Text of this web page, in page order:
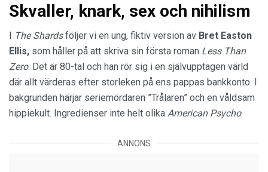
Skvaller, knark, sex och nihilism
I The Shardsföljer vi en ung, fiktiv version av Bret Easton
Ellis, som håller på att skriva sin första roman Less Than
Zero. Det är 80-tal och han rör sig i en självupptagen värld
där allt värderas efter storleken på ens pappas bankkonto. I
bakgrunden härjar seriemördaren ”Trålaren” och en våldsam
hippiekult. Ingredienser inte helt olika American Psycho.
ANNONS